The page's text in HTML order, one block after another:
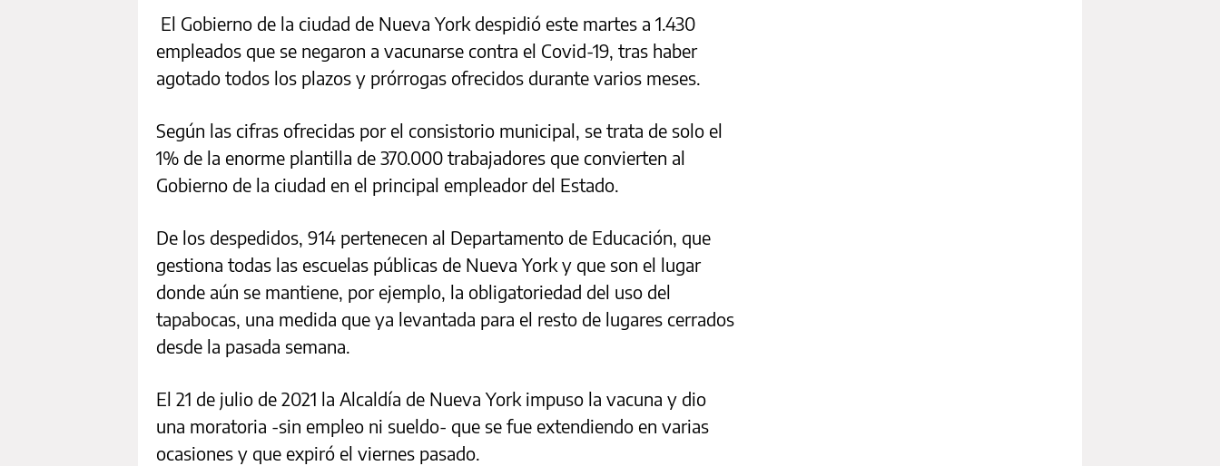
El Gobierno de la ciudad de Nueva York despidió este martes a 1.430
empleados que se negaron a vacunarse contra el Covid-19, tras haber
agotado todos los plazos y prórrogas ofrecidos durante varios meses.
Según las cifras ofrecidas por el consistorio municipal, se trata de solo el
1% de la enorme plantilla de 370.000 trabajadores que convierten al
Gobierno de la ciudad en el principal empleador del Estado.
De los despedidos, 914 pertenecen al Departamento de Educación, que
gestiona todas las escuelas públicas de Nueva York y que son el lugar
donde aún se mantiene, por ejemplo, la obligatoriedad del uso del
tapabocas, una medida que ya levantada para el resto de lugares cerrados
desde la pasada semana.
El 21 de julio de 2021 la Alcaldía de Nueva York impuso la vacuna y dio
una moratoria -sin empleo ni sueldo- que se fue extendiendo en varias
ocasiones y que expiró el viernes pasado.